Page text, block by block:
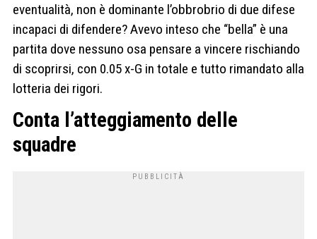
eventualità, non è dominante l’obbrobrio di due difese
incapaci di difendere? Avevo inteso che “bella” è una
partita dove nessuno osa pensare a vincere rischiando
di scoprirsi, con 0.05 x-G in totale e tutto rimandato alla
lotteria dei rigori.
Conta l’atteggiamento delle
squadre